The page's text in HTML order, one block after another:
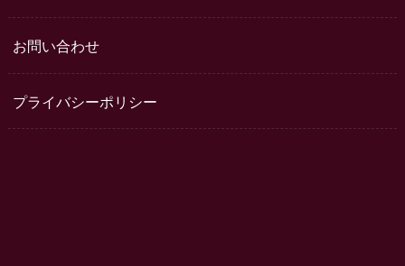
お問い合わせ
プライバシーポリシー